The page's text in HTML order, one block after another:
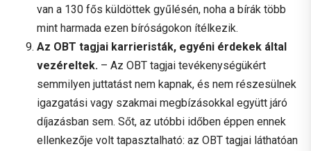
van a 130 fős küldöttek gyűlésén, noha a bírák több
mint harmada ezen bíróságokon ítélkezik.
Az OBT tagjai karrieristák, egyéni érdekek által
vezéreltek. – Az OBT tagjai tevékenységükért
semmilyen juttatást nem kapnak, és nem részesülnek
igazgatási vagy szakmai megbízásokkal együtt járó
díjazásban sem. Sőt, az utóbbi időben éppen ennek
ellenkezője volt tapasztalható: az OBT tagjai láthatóan